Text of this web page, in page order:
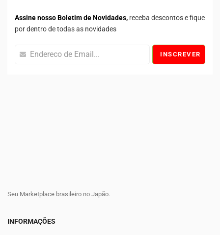
Assine nosso Boletim de Novidades, receba descontos e fique
por dentro de todas as novidades
INSCREVER
Seu Marketplace brasileiro no Japão.
INFORMAÇÕES